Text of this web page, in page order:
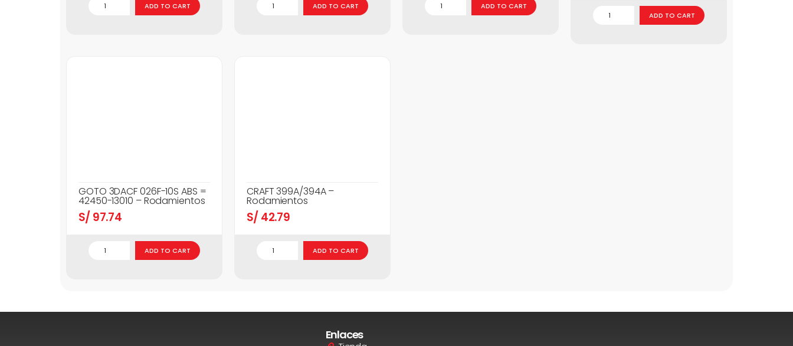
ADD TO CART ADD TO CART ADD TO CART
ADD TO CART
GOTO 3DACF 026F-10S ABS =
42450-13010 – Rodamientos
S/ 97.74
ADD TO CART
CRAFT 399A/394A –
Rodamientos
S/ 42.79
ADD TO CART
Enlaces